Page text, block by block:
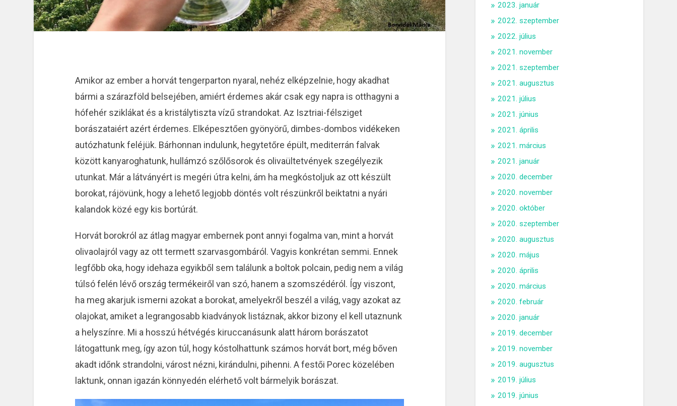
Amikor az ember a horvát tengerparton nyaral, nehéz elképzelnie, hogy akadhat
bármi a szárazföld belsejében, amiért érdemes akár csak egy napra is otthagyni a
hófehér sziklákat és a kristálytiszta vízű strandokat. Az Isztriai-félsziget
borászataiért azért érdemes. Elképesztően gyönyörű, dimbes-dombos vidékeken
autózhatunk feléjük. Bárhonnan indulunk, hegytetőre épült, mediterrán falvak
között kanyaroghatunk, hullámzó szőlősorok és olivaültetvények szegélyezik
utunkat. Már a látványért is megéri útra kelni, ám ha megkóstoljuk az ott készült
borokat, rájövünk, hogy a lehető legjobb döntés volt részünkről beiktatni a nyári
kalandok közé egy kis bortúrát.
Horvát borokról az átlag magyar embernek pont annyi fogalma van, mint a horvát
olivaolajról vagy az ott termett szarvasgombáról. Vagyis konkrétan semmi. Ennek
legfőbb oka, hogy idehaza egyikből sem találunk a boltok polcain, pedig nem a világ
túlsó felén lévő ország termékeiről van szó, hanem a szomszédéról. Így viszont,
ha meg akarjuk ismerni azokat a borokat, amelyekről beszél a világ, vagy azokat az
olajokat, amiket a legrangosabb kiadványok listáznak, akkor bizony el kell utaznunk
a helyszínre. Mi a hosszú hétvégés kiruccanásunk alatt három borászatot
látogattunk meg, így azon túl, hogy kóstolhattunk számos horvát bort, még bőven
akadt időnk strandolni, várost nézni, kirándulni, pihenni. A festői Porec közelében
laktunk, onnan igazán könnyedén elérhető volt bármelyik borászat.
2023. január
2022. szeptember
2022. július
2021. november
2021. szeptember
2021. augusztus
2021. július
2021. június
2021. április
2021. március
2021. január
2020. december
2020. november
2020. október
2020. szeptember
2020. augusztus
2020. május
2020. április
2020. március
2020. február
2020. január
2019. december
2019. november
2019. augusztus
2019. július
2019. június